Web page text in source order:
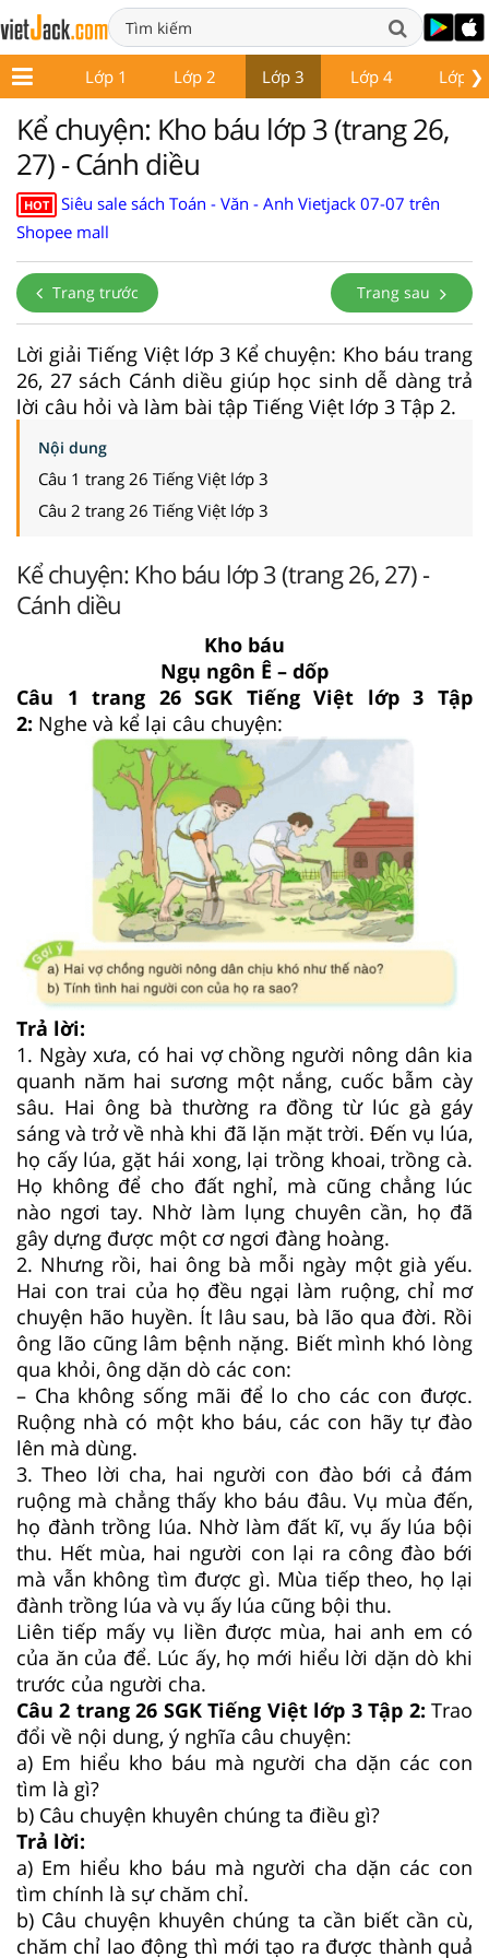
❯
Lớp 1 Lớp 2 Lớp 3 Lớp 4 Lớp 5
Kể chuyện: Kho báu lớp 3 (trang 26,
27) - Cánh diều
HOT
Siêu sale sách Toán - Văn - Anh Vietjack 07-07 trên
Shopee mall
Trang trước Trang sau
Lời giải Tiếng Việt lớp 3 Kể chuyện: Kho báu trang
26, 27 sách Cánh diều giúp học sinh dễ dàng trả
lời câu hỏi và làm bài tập Tiếng Việt lớp 3 Tập 2.
Nội dung
Câu 1 trang 26 Tiếng Việt lớp 3
Câu 2 trang 26 Tiếng Việt lớp 3
Kể chuyện: Kho báu lớp 3 (trang 26, 27) -
Cánh diều
Kho báu
Ngụ ngôn Ê – dốp
Câu 1 trang 26 SGK Tiếng Việt lớp 3 Tập
2: Nghe và kể lại câu chuyện:
Trả lời:
1. Ngày xưa, có hai vợ chồng người nông dân kia
quanh năm hai sương một nắng, cuốc bẫm cày
sâu. Hai ông bà thường ra đồng từ lúc gà gáy
sáng và trở về nhà khi đã lặn mặt trời. Đến vụ lúa,
họ cấy lúa, gặt hái xong, lại trồng khoai, trồng cà.
Họ không để cho đất nghỉ, mà cũng chẳng lúc
nào ngơi tay. Nhờ làm lụng chuyên cần, họ đã
gây dựng được một cơ ngơi đàng hoàng.
2. Nhưng rồi, hai ông bà mỗi ngày một già yếu.
Hai con trai của họ đều ngại làm ruộng, chỉ mơ
chuyện hão huyền. Ít lâu sau, bà lão qua đời. Rồi
ông lão cũng lâm bệnh nặng. Biết mình khó lòng
qua khỏi, ông dặn dò các con:
– Cha không sống mãi để lo cho các con được.
Ruộng nhà có một kho báu, các con hãy tự đào
lên mà dùng.
3. Theo lời cha, hai người con đào bới cả đám
ruộng mà chẳng thấy kho báu đâu. Vụ mùa đến,
họ đành trồng lúa. Nhờ làm đất kĩ, vụ ấy lúa bội
thu. Hết mùa, hai người con lại ra công đào bới
mà vẫn không tìm được gì. Mùa tiếp theo, họ lại
đành trồng lúa và vụ ấy lúa cũng bội thu.
Liên tiếp mấy vụ liền được mùa, hai anh em có
của ăn của để. Lúc ấy, họ mới hiểu lời dặn dò khi
trước của người cha.
Câu 2 trang 26 SGK Tiếng Việt lớp 3 Tập 2: Trao
đổi về nội dung, ý nghĩa câu chuyện:
a) Em hiểu kho báu mà người cha dặn các con
tìm là gì?
b) Câu chuyện khuyên chúng ta điều gì?
Trả lời:
a) Em hiểu kho báu mà người cha dặn các con
tìm chính là sự chăm chỉ.
b) Câu chuyện khuyên chúng ta cần biết cần cù,
chăm chỉ lao động thì mới tạo ra được thành quả